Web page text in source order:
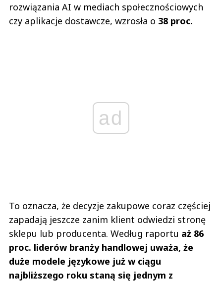
rozwiązania AI w mediach społecznościowych
czy aplikacje dostawcze, wzrosła o 38 proc.
ad
To oznacza, że decyzje zakupowe coraz częściej
zapadają jeszcze zanim klient odwiedzi stronę
sklepu lub producenta. Według raportu aż 86
proc. liderów branży handlowej uważa, że
duże modele językowe już w ciągu
najbliższego roku staną się jednym z